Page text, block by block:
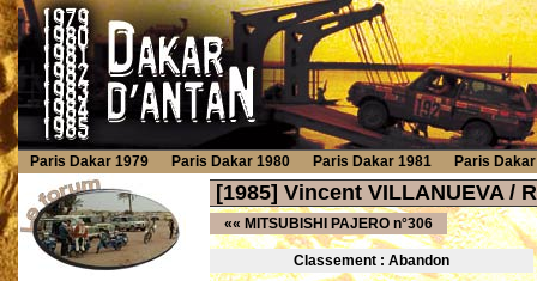
[1985] Vincent VILLANUEVA /
«« MITSUBISHI PAJERO n°306
Classement : Abandon
Paris Dakar 1979 Paris Dakar 1980 Paris Dakar 1981 Paris